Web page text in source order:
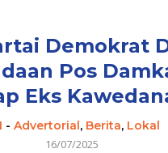
Demokrat
Pos
Eks
- Advertorial, Berita, Lokal
16/07/2025